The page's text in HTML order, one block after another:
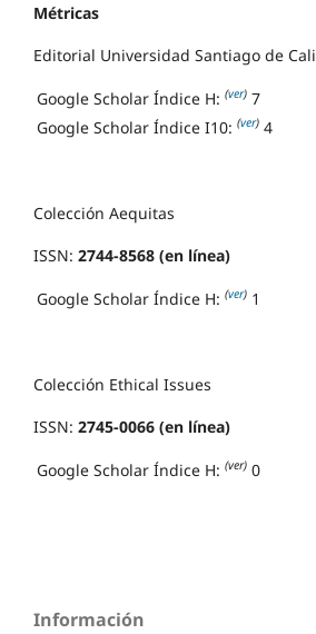
Métricas
Editorial Universidad Santiago de Cali
Google Scholar Índice H: (ver) 7
Google Scholar Índice I10: (ver) 4
Colección Aequitas
ISSN: 2744-8568 (en línea)
Google Scholar Índice H: (ver) 1
Colección Ethical Issues
ISSN: 2745-0066 (en línea)
Google Scholar Índice H: (ver) 0
Información